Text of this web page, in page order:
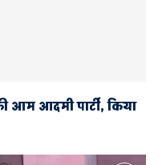
आम आदमी पार्टी, किया